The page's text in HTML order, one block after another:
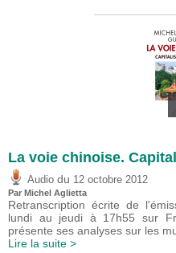
La voie chinoise.
Audio du 12 octobre 2012
Par Michel Aglietta
Retranscription écrite de
lundi au jeudi à 17h55 sur
présente ses analyses sur les
Lire la suite >